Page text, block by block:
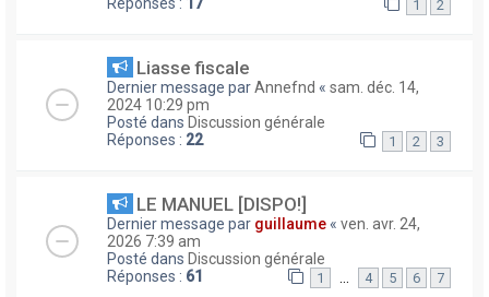
1 2
Liasse fiscale
Dernier message parAnnefnd « sam. déc. 14,
2024 10:29 pm
Posté dans Discussion générale
Réponses : 22 1 2 3
LE MANUEL [DISPO!]
Dernier message par guillaume « ven. avr. 24,
2026 7:39 am
Posté dans Discussion générale
Réponses : 61 1 … 4 5 6 7